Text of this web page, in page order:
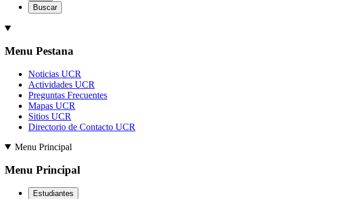
Buscar
Menu Pestana
Noticias UCR
Actividades UCR
Preguntas Frecuentes
Mapas UCR
Sitios UCR
Directorio de Contacto UCR
Menu Principal
Menu Principal
Estudiantes